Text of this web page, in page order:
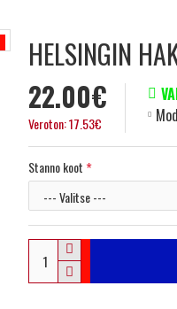
HELSINGIN
22.00€
Veroton: 17.53€
Stanno koot